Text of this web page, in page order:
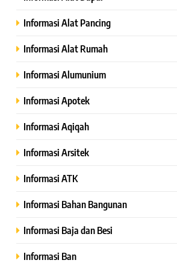
Informasi Alat Pancing
Informasi Alat Rumah
Informasi Alumunium
Informasi Apotek
Informasi Aqiqah
Informasi Arsitek
Informasi ATK
Informasi Bahan Bangunan
Informasi Baja dan Besi
Informasi Ban